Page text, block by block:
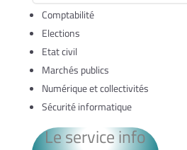
Comptabilité
Elections
Etat civil
Marchés publics
Numérique et collectivités
Sécurité informatique
Le service info